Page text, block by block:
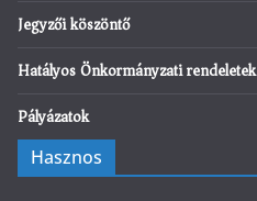
Jegyzői köszöntő
Hatályos Önkormányzati rendeletek
Pályázatok
Hasznos